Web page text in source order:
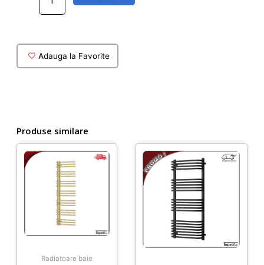
robineti
retur
finisaj
Adauga la Favorite
Produse similare
Radiatoare baie